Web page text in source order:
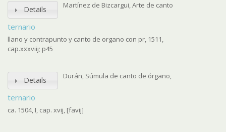
Details
ternario
Martínez de Bizcargui, Arte de canto
llano y contrapunto y canto de organo con pr, 1511,
cap.xxxviij; p45
Details
ternario
Durán, Súmula de canto de órgano,
ca. 1504, I, cap. xvij, [favij]